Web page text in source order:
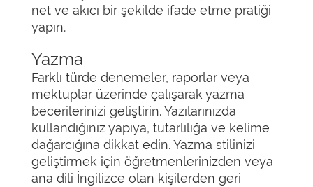
net ve akıcı bir şekilde ifade etme pratiği
yapın.
Yazma
Farklı türde denemeler, raporlar veya
mektuplar üzerinde çalışarak yazma
becerilerinizi geliştirin. Yazılarınızda
kullandığınız yapıya, tutarlılığa ve kelime
dağarcığına dikkat edin. Yazma stilinizi
geliştirmek için öğretmenlerinizden veya
ana dili İngilizce olan kişilerden geri